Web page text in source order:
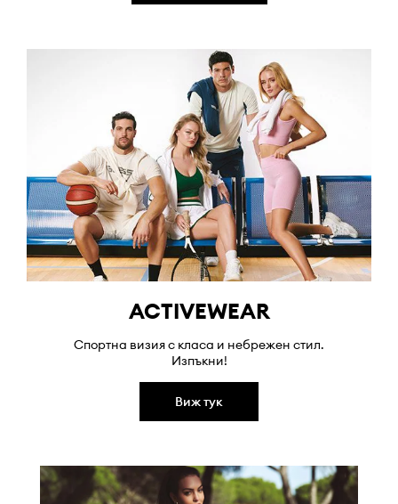
ACTIVEWEAR
Спортна визия с класа и небрежен стил.
Изпъкни!
Виж тук